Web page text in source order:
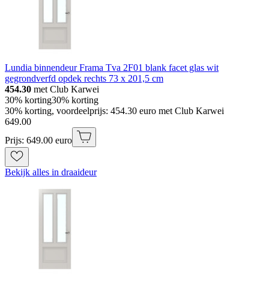
Lundia binnendeur Frama Tva 2F01 blank facet glas wit
gegrondverfd opdek rechts 73 x 201,5 cm
454.30 met Club Karwei
30% korting30% korting
30% korting, voordeelprijs: 454.30 euro met Club Karwei
649.00
Prijs: 649.00 euro
Bekijk alles in draaideur